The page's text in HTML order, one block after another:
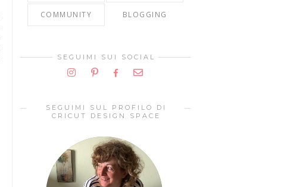
COMMUNITY BLOGGING
SEGUIMI SUI SOCIAL
SEGUIMI SUL PROFILO DI
CRICUT DESIGN SPACE